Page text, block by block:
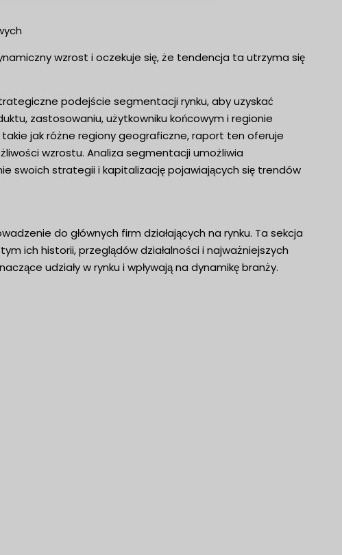
wzrost i oczekuje się, że tendencja ta utrzyma się
podejście segmentacji rynku, aby uzyskać
zastosowaniu, użytkowniku końcowym i regionie
jak różne regiony geograficzne, raport ten oferuje
wzrostu. Analiza segmentacji umożliwia
swoich strategii i kapitalizację pojawiających się trendów
do głównych firm działających na rynku. Ta sekcja
ich historii, przeglądów działalności i najważniejszych
udziały w rynku i wpływają na dynamikę branży.